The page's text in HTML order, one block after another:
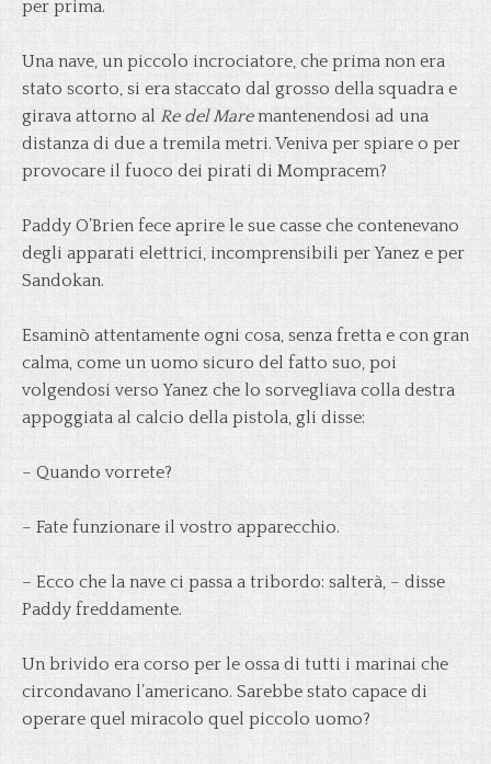
per prima.
Una nave, un piccolo incrociatore, che prima non era
stato scorto, si era staccato dal grosso della squadra e
girava attorno al Re del Maremantenendosi ad una
distanza di due a tremila metri. Veniva per spiare o per
provocare il fuoco dei pirati di Mompracem?
Paddy O’Brien fece aprire le sue casse che contenevano
degli apparati elettrici, incomprensibili per Yanez e per
Sandokan.
Esaminò attentamente ogni cosa, senza fretta e con gran
calma, come un uomo sicuro del fatto suo, poi
volgendosi verso Yanez che lo sorvegliava colla destra
appoggiata al calcio della pistola, gli disse:
– Quando vorrete?
– Fate funzionare il vostro apparecchio.
– Ecco che la nave ci passa a tribordo: salterà, – disse
Paddy freddamente.
Un brivido era corso per le ossa di tutti i marinai che
circondavano l’americano. Sarebbe stato capace di
operare quel miracolo quel piccolo uomo?